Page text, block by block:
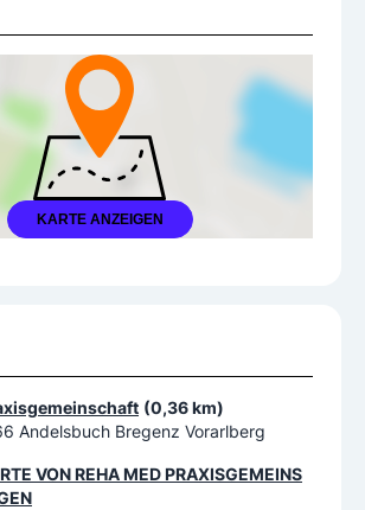
KARTE ANZEIGEN
(0,36 km)
Andelsbuch Bregenz Vorarlberg
VONREHA MED PRAXISGEMEINS